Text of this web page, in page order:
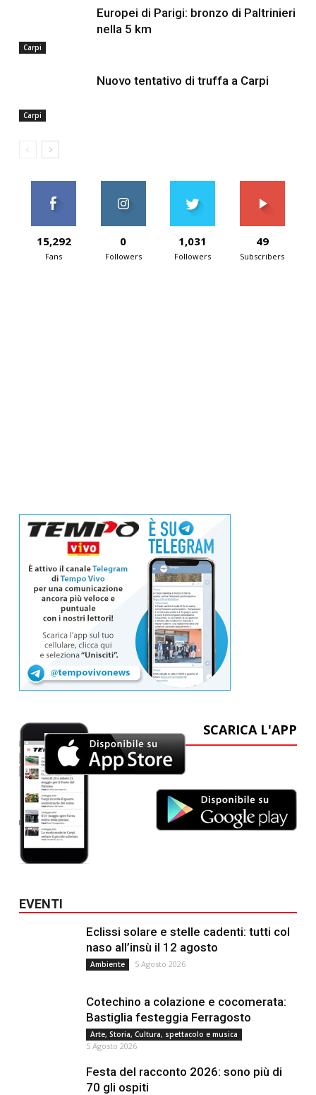
Carpi
Europei di Parigi: bronzo di Paltrinieri
nella 5 km
Carpi
Nuovo tentativo di truffa a Carpi
15,292
Fans
0
Followers
1,031
Followers
49
Subscribers
SCARICA L'APP
EVENTI
Eclissi solare e stelle cadenti: tutti col
naso all’insù il 12 agosto
Ambiente 5 Agosto 2026
Cotechino a colazione e cocomerata:
Bastiglia festeggia Ferragosto
Arte, Storia, Cultura, spettacolo e musica
5 Agosto 2026
Festa del racconto 2026: sono più di
70 gli ospiti